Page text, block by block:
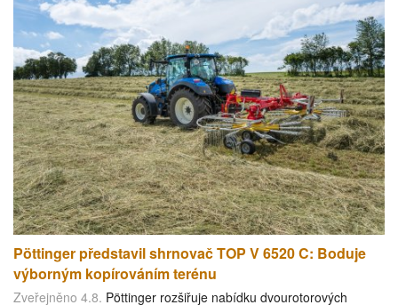
Pöttinger představil shrnovač TOP V 6520 C: Boduje
výborným kopírováním terénu
Zveřejněno 4.8. Pöttinger rozšiřuje nabídku dvourotorových